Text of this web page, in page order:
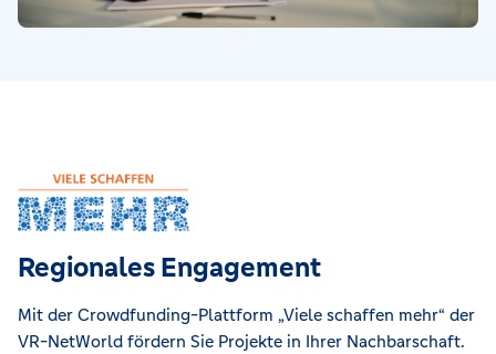
Regionales Engagement
Mit der Crowdfunding-Plattform „Viele schaffen mehr“ der
VR-NetWorld fördern Sie Projekte in Ihrer Nachbarschaft.